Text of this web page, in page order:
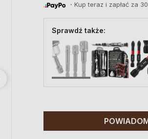
・Kup teraz i zapłać za
Sprawdź także: